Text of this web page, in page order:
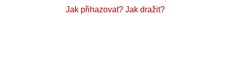
Jak přihazovat? Jak dražit?